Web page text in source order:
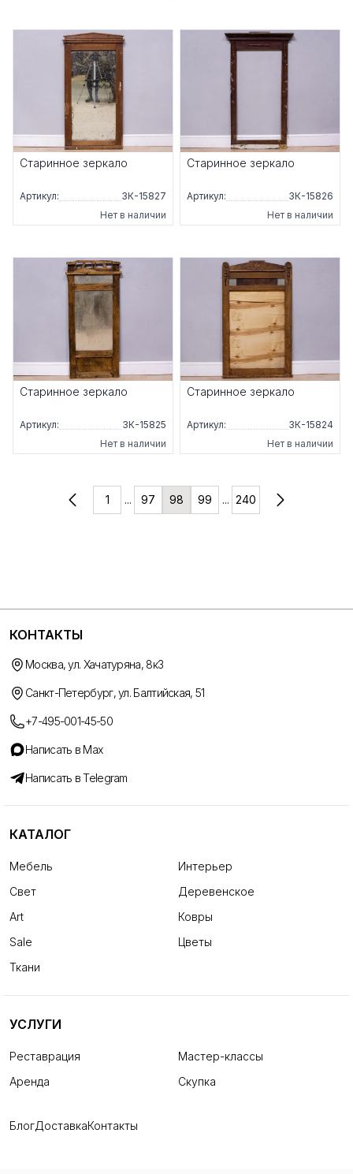
Старинное зеркало
Артикул:
ЗК-15827
Нет в наличии
Старинное зеркало
Артикул:
ЗК-15826
Нет в наличии
Старинное зеркало
Артикул:
ЗК-15825
Нет в наличии
Старинное зеркало
Артикул:
ЗК-15824
Нет в наличии
1 ... 97 98 99 ... 240
КОНТАКТЫ
Москва, ул. Хачатуряна, 8к3
Санкт-Петербург, ул. Балтийская, 51
+7-495-001-45-50
Написать в Max
Написать в Telegram
КАТАЛОГ
Мебель
Интерьер
Свет
Деревенское
Art
Ковры
Sale
Цветы
Ткани
УСЛУГИ
Реставрация
Мастер-классы
Аренда
Скупка
БлогДоставкаКонтакты